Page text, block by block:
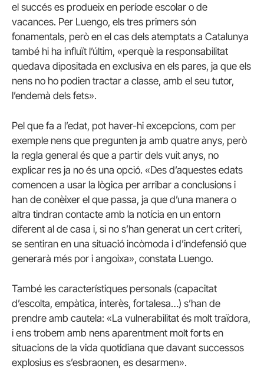
el succés es produeix en període escolar o de
vacances. Per Luengo, els tres primers són
fonamentals, però en el cas dels atemptats a Catalunya
també hi ha influït l’últim, «perquè la responsabilitat
quedava dipositada en exclusiva en els pares, ja que els
nens no ho podien tractar a classe, amb el seu tutor,
l’endemà dels fets».
Pel que fa a l’edat, pot haver-hi excepcions, com per
exemple nens que pregunten ja amb quatre anys, però
la regla general és que a partir dels vuit anys, no
explicar res ja no és una opció. «Des d’aquestes edats
comencen a usar la lògica per arribar a conclusions i
han de conèixer el que passa, ja que d’una manera o
altra tindran contacte amb la notícia en un entorn
diferent al de casa i, si no s’han generat un cert criteri,
se sentiran en una situació incòmoda i d’indefensió que
generarà més por i angoixa», constata Luengo.
També les característiques personals (capacitat
d’escolta, empàtica, interès, fortalesa…) s’han de
prendre amb cautela: «La vulnerabilitat és molt traïdora,
i ens trobem amb nens aparentment molt forts en
situacions de la vida quotidiana que davant successos
explosius es s’esbraonen, es desarmen».